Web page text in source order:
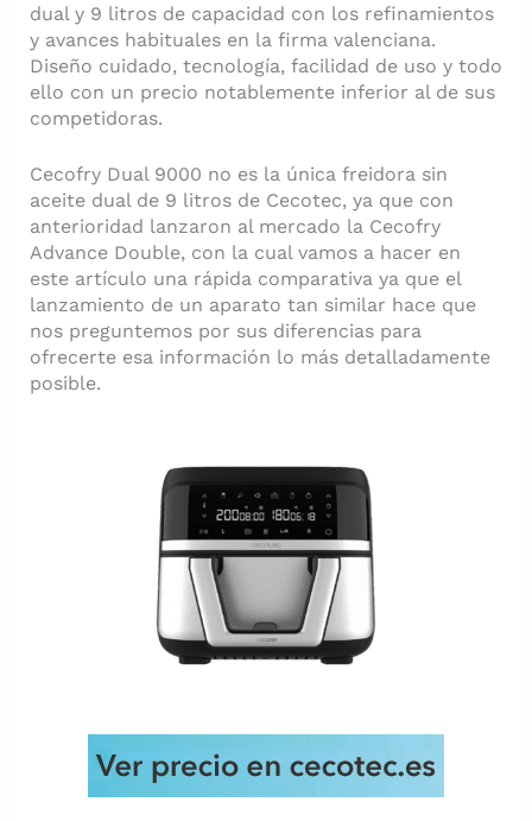
dual y 9 litros de capacidad con los refinamientos
y avances habituales en la firma valenciana.
Diseño cuidado, tecnología, facilidad de uso y todo
ello con un precio notablemente inferior al de sus
competidoras.
Cecofry Dual 9000 no es la única freidora sin
aceite dual de 9 litros de Cecotec, ya que con
anterioridad lanzaron al mercado la Cecofry
Advance Double, con la cual vamos a hacer en
este artículo una rápida comparativa ya que el
lanzamiento de un aparato tan similar hace que
nos preguntemos por sus diferencias para
ofrecerte esa información lo más detalladamente
posible.